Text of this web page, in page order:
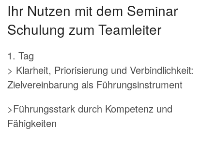
Ihr Nutzen mit dem Seminar
Schulung zum Teamleiter
1. Tag
> Klarheit, Priorisierung und Verbindlichkeit:
Zielvereinbarung als Führungsinstrument
>Führungsstark durch Kompetenz und
Fähigkeiten